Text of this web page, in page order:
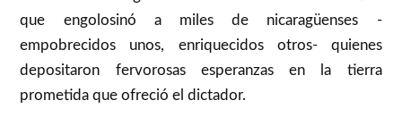
que engolosinó a miles de nicaragüenses -
empobrecidos unos, enriquecidos otros- quienes
depositaron fervorosas esperanzas en la tierra
prometida que ofreció el dictador.